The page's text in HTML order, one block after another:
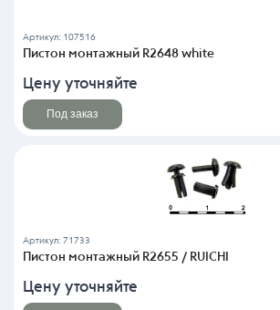
Артикул: 107516
Пистон монтажный R2648 white
Цену уточняйте
Под заказ
Артикул: 71733
Пистон монтажный R2655 / RUICHI
Цену уточняйте